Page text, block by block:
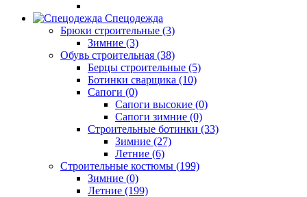
Спецодежда
Брюки строительные (3)
Зимние (3)
Обувь строительная (38)
Берцы строительные (5)
Ботинки сварщика (10)
Сапоги (0)
Сапоги высокие (0)
Сапоги зимние (0)
Строительные ботинки (33)
Зимние (27)
Летние (6)
Строительные костюмы (199)
Зимние (0)
Летние (199)